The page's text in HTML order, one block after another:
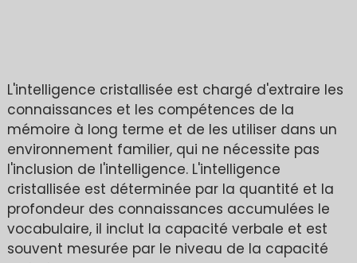
L'intelligence cristallisée est chargé d'extraire les
connaissances et les compétences de la
mémoire à long terme et de les utiliser dans un
environnement familier, qui ne nécessite pas
l'inclusion de l'intelligence. L'intelligence
cristallisée est déterminée par la quantité et la
profondeur des connaissances accumulées le
vocabulaire, il inclut la capacité verbale et est
souvent mesurée par le niveau de la capacité